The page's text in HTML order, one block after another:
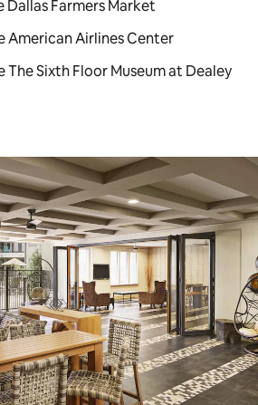
Dallas Farmers Market
American Airlines Center
The Sixth Floor Museum at Dealey